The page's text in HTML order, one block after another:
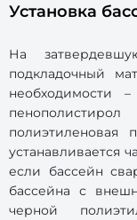
Установка
На
подкладочный
необходимости –
полиэтиленовая
устанавливается
если бассейн
бассейна с
черной